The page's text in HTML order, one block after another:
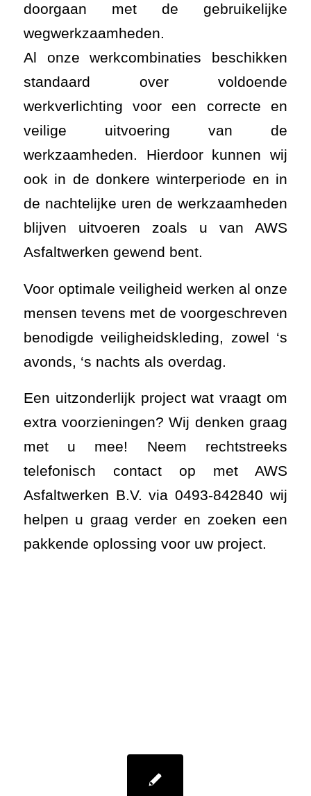
doorgaan met de gebruikelijke
wegwerkzaamheden.
Al onze werkcombinaties beschikken
standaard over voldoende
werkverlichting voor een correcte en
veilige uitvoering van de
werkzaamheden. Hierdoor kunnen wij
ook in de donkere winterperiode en in
de nachtelijke uren de werkzaamheden
blijven uitvoeren zoals u van AWS
Asfaltwerken gewend bent.
Voor optimale veiligheid werken al onze
mensen tevens met de voorgeschreven
benodigde veiligheidskleding, zowel ‘s
avonds, ‘s nachts als overdag.
Een uitzonderlijk project wat vraagt om
extra voorzieningen? Wij denken graag
met u mee! Neem rechtstreeks
telefonisch contact op met AWS
Asfaltwerken B.V. via 0493-842840 wij
helpen u graag verder en zoeken een
pakkende oplossing voor uw project.
WERKZAAMHEDEN IN
DAGPRODUCTIE